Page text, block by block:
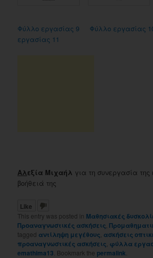
Φύλλο εργασίας 9 Φύλλο εργασίας
εργασίας 11
Αλεξία Μιχαήλ για τη συνεργασία της
βοήθειά της
Like
This entry was posted in Μαθησιακές
Προαναγνωστικές ασκήσεις ,
tagged αντίληψη μεγέθους ασκήσεις
προαναγνωστικές ασκήσεις φύλλα
emathima13 . Bookmark the permalink